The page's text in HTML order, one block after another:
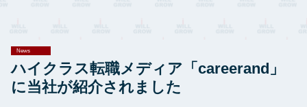
News
ハイクラス転職メディア「careerand」
に当社が紹介されました